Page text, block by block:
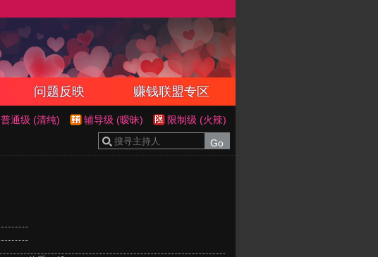
问题反映 赚钱联盟专区
普通级 (清纯) 辅导级 (暧昧)
限制级 (火辣)